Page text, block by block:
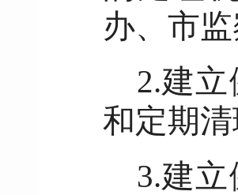
办、市监
2.建
和定期
3.建